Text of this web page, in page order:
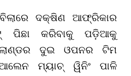
ଦକ୍ଷିଣ ଆଫ୍ରିକାର
ପିଛା କରିବାକୁ ପଡ଼ିଆକୁ
ଦୁଇ ଓପନର ଟିମ
ମ୍ୟାଚ୍ ୱିନିଂ ପାଳି